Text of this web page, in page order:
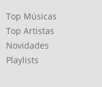
Top Músicas
Top Artistas
Novidades
Playlists